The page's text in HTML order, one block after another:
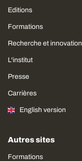
Editions
Formations
Recherche et innovation
L'institut
Presse
Carrières
English version
Autres sites
Formations